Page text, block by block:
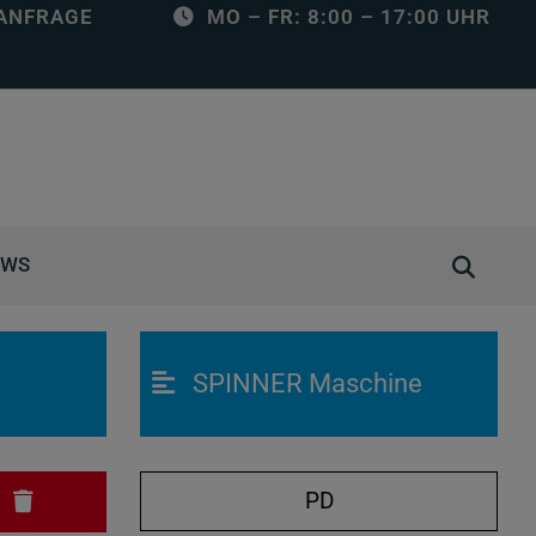
MO – FR: 8:00 – 17:00 UHR
c
ö
f
SPINNER Maschine
PD